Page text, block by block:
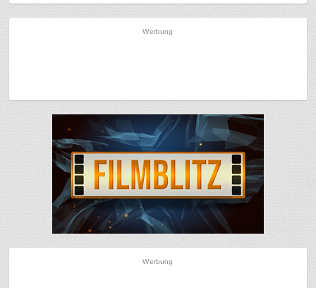
Werbung
Werbung